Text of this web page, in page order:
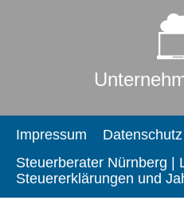
Impressum
Datenschutz
Steuerberater Nürnberg |
Steuererklärungen und